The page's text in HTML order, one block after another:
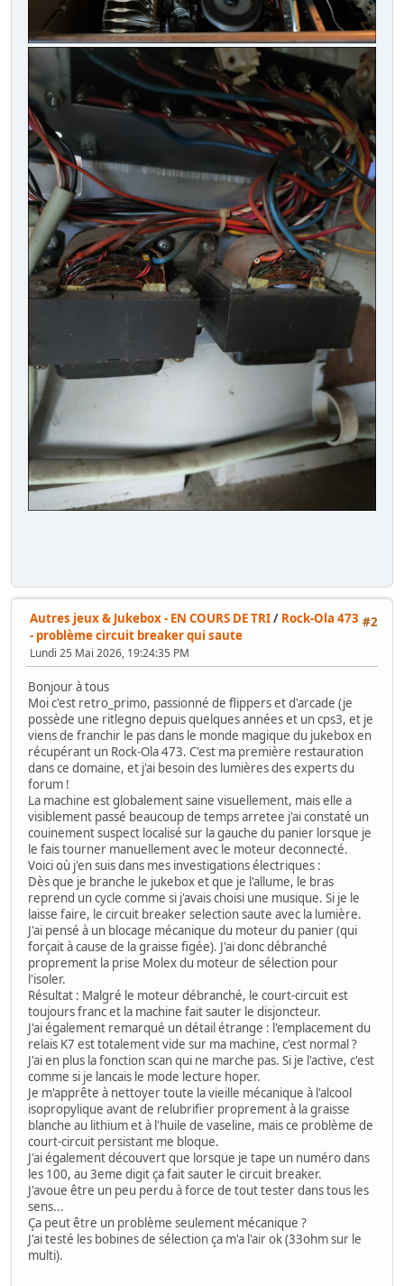
#2
Autres jeux & Jukebox - EN COURS DE TRI/ Rock-Ola 473
- problème circuit breaker qui saute
Lundi 25 Mai 2026, 19:24:35 PM
Bonjour à tous
Moi c'est retro_primo, passionné de flippers et d'arcade (je
possède une ritlegno depuis quelques années et un cps3, et je
viens de franchir le pas dans le monde magique du jukebox en
récupérant un Rock-Ola 473. C'est ma première restauration
dans ce domaine, et j'ai besoin des lumières des experts du
forum !
La machine est globalement saine visuellement, mais elle a
visiblement passé beaucoup de temps arretee j'ai constaté un
couinement suspect localisé sur la gauche du panier lorsque je
le fais tourner manuellement avec le moteur deconnecté.
Voici où j'en suis dans mes investigations électriques :
Dès que je branche le jukebox et que je l'allume, le bras
reprend un cycle comme si j'avais choisi une musique. Si je le
laisse faire, le circuit breaker selection saute avec la lumière.
J'ai pensé à un blocage mécanique du moteur du panier (qui
forçait à cause de la graisse figée). J'ai donc débranché
proprement la prise Molex du moteur de sélection pour
l'isoler.
Résultat : Malgré le moteur débranché, le court-circuit est
toujours franc et la machine fait sauter le disjoncteur.
J'ai également remarqué un détail étrange : l'emplacement du
relais K7 est totalement vide sur ma machine, c'est normal ?
J'ai en plus la fonction scan qui ne marche pas. Si je l'active, c'est
comme si je lancais le mode lecture hoper.
Je m'apprête à nettoyer toute la vieille mécanique à l'alcool
isopropylique avant de relubrifier proprement à la graisse
blanche au lithium et à l'huile de vaseline, mais ce problème de
court-circuit persistant me bloque.
J'ai également découvert que lorsque je tape un numéro dans
les 100, au 3eme digit ça fait sauter le circuit breaker.
J'avoue être un peu perdu à force de tout tester dans tous les
sens...
Ça peut être un problème seulement mécanique ?
J'ai testé les bobines de sélection ça m'a l'air ok (33ohm sur le
multi).